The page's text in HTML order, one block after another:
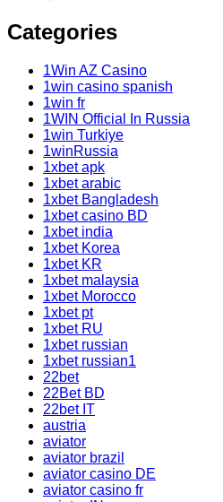
Categories
1Win AZ Casino
1win casino spanish
1win fr
1WIN Official In Russia
1win Turkiye
1winRussia
1xbet apk
1xbet arabic
1xbet Bangladesh
1xbet casino BD
1xbet india
1xbet Korea
1xbet KR
1xbet malaysia
1xbet Morocco
1xbet pt
1xbet RU
1xbet russian
1xbet russian1
22bet
22Bet BD
22bet IT
austria
aviator
aviator brazil
aviator casino DE
aviator casino fr